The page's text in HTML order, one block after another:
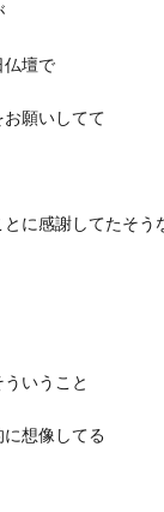
仏壇で
願いしてて
に感謝してたそう
いうこと
想像してる